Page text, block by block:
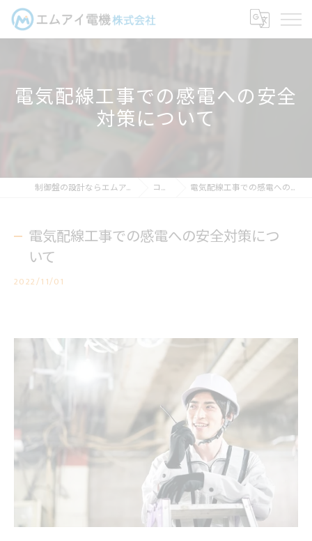
電気配線工事での感電への安全
対策について
制御盤の設計ならエムアイ電機株式会社 コラム 電気配線工事での感電への安全対策について
電気配線工事での感電への安全対策につ
いて
2022/11/01